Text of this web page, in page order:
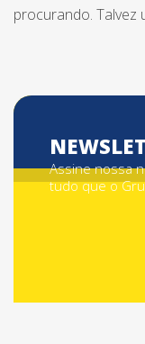
procurando. Talvez
Assine nossa
tudo que o